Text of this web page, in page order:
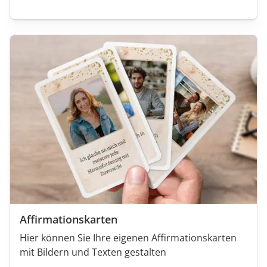
Affirmationskarten
Hier können Sie Ihre eigenen Affirmationskarten
mit Bildern und Texten gestalten